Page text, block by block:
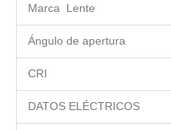
Marca Lente
Ángulo de apertura
CRI
DATOS ELÉCTRICOS